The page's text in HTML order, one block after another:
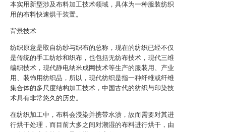
本实用新型涉及布料加工技术领域，具体为一种服装纺织
用的布料快速烘干装置。
背景技术
纺织原意是取自纺纱与织布的总称，现在的纺织已经不仅
是传统的手工纺纱和织布，也包括无纺布技术，现代三维
编织技术，现代静电纳米成网技术等生产的服装用、产业
用、装饰用纺织品，所以，现代纺织是指一种纤维或纤维
集合体的多尺度结构加工技术，中国古代的纺织与印染技
术具有非常悠久的历史。
在纺织加工中，布料会浸染并携带水渍，故而需要对其进
行烘干处理，而目前大多之间对潮湿的布料进行烘干，由